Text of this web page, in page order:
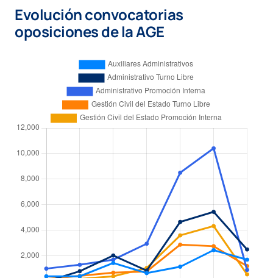
Evolución convocatorias
oposiciones de la AGE